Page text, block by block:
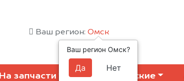
Ваш регион:Омск
На запчасти Коммерческие
Ваш регион Омск?
Да Нет